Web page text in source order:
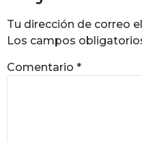
Tu dirección de correo
Los campos
Comentario *